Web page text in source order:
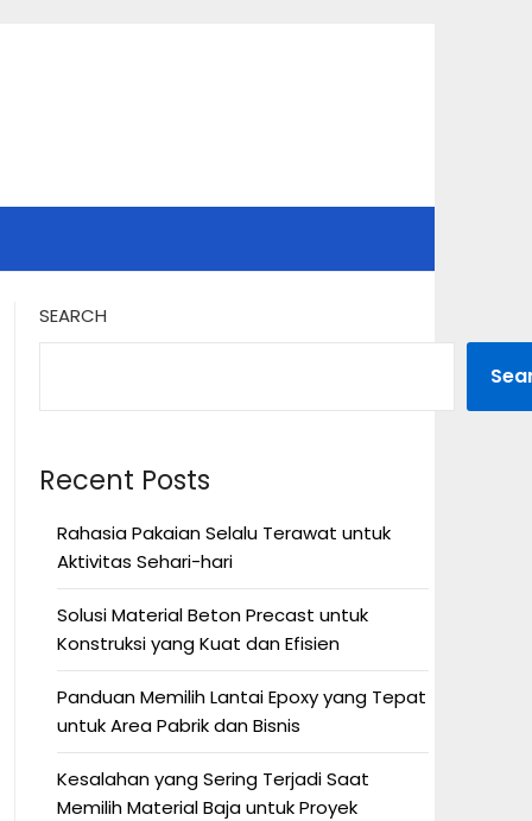
SEARCH
Recent Posts
Rahasia Pakaian Selalu Terawat untuk
Aktivitas Sehari-hari
Solusi Material Beton Precast untuk
Konstruksi yang Kuat dan Efisien
Panduan Memilih Lantai Epoxy yang Tepat
untuk Area Pabrik dan Bisnis
Kesalahan yang Sering Terjadi Saat
Memilih Material Baja untuk Proyek